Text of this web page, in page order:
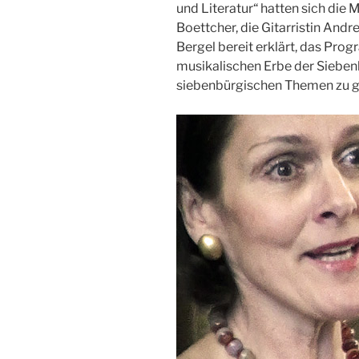
und Literatur“ hatten sich die
Boettcher, die Gitarristin
Bergel bereit erklärt, das
musikalischen Erbe der
siebenbürgischen Themen zu